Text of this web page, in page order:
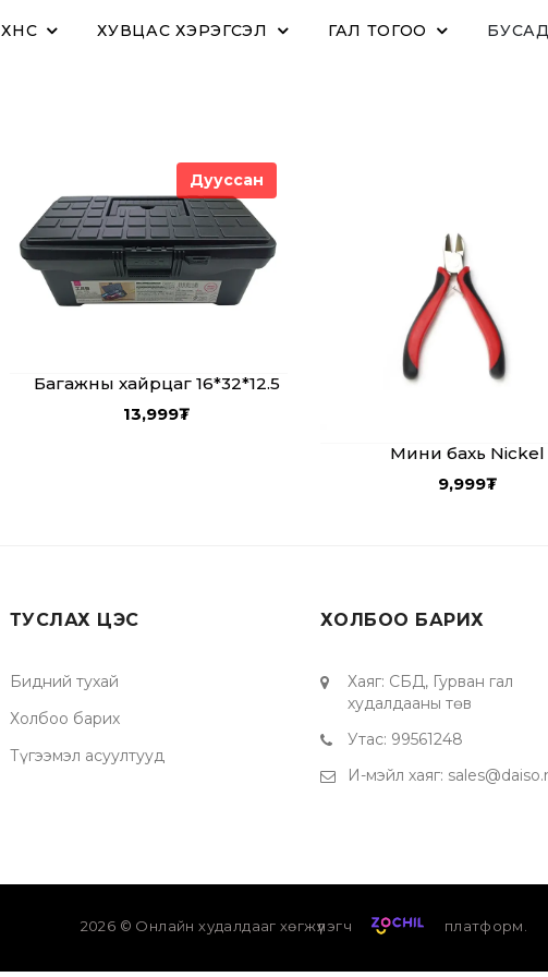
ХҮНС ХУВЦАС ХЭРЭГСЭЛ ГАЛ ТОГОО
Дууссан
Багажны хайрцаг 16*32*12.5
13,999₮
Мини бахь Nickel
9,999₮
ТУСЛАХ ЦЭС
Бидний тухай
Холбоо барих
Түгээмэл асуултууд
ХОЛБОО БАРИХ
Хаяг: СБД, Гурван гал
худалдааны төв
Утас: 99561248
И-мэйл хаяг:
2026 © Онлайн худалдааг хөгжүүлэгч платформ.